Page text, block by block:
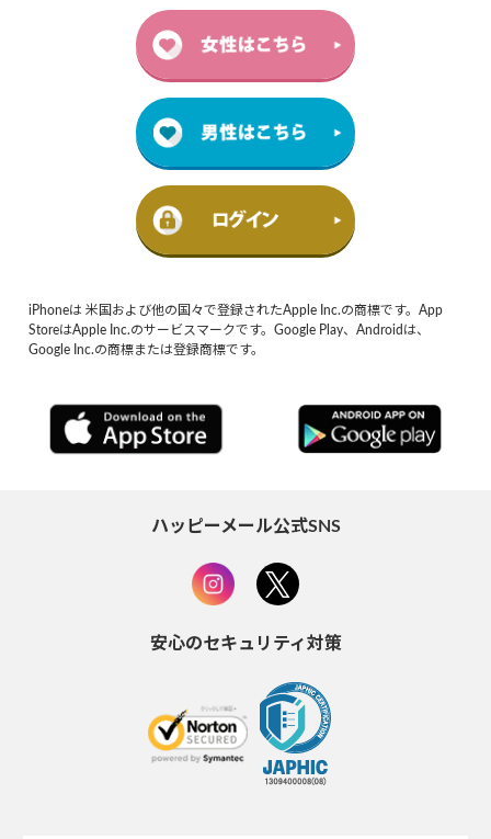
iPhoneは 米国および他の国々で登録されたApple Inc.の商標です。App
StoreはApple Inc.のサービスマークです。Google Play、Androidは、
Google Inc.の商標または登録商標です。
ハッピーメール公式SNS
安心のセキュリティ対策